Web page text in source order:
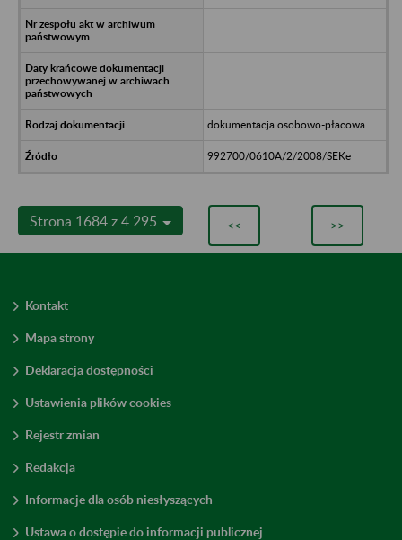
dokumentacja osobowo-płacowa
992700/0610A/2/2008/SEKe
Strona 1684 z 4 295 << >>
Kontakt
Mapa strony
Deklaracja dostępności
Ustawienia plików cookies
Rejestr zmian
Redakcja
Informacje dla osób niesłyszących
Ustawa o dostępie do informacji publicznej